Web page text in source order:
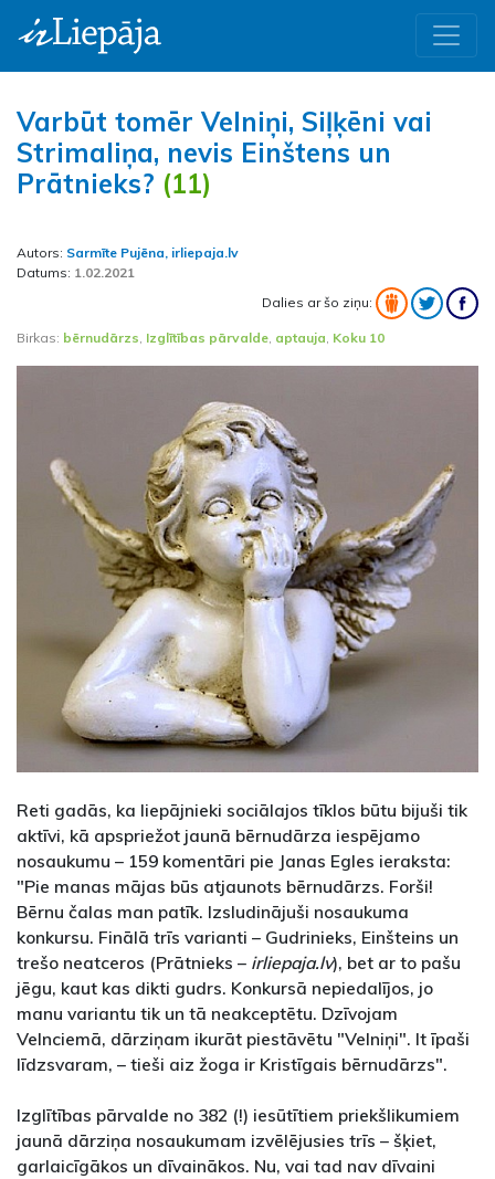
Varbūt tomēr Velniņi, Siļķēni vai
Strimaliņa, nevis Einštens un
Prātnieks? (11)
Autors: Sarmīte Pujēna, irliepaja.lv
Datums: 1.02.2021
Dalies ar šo ziņu:
Birkas: bērnudārzs Izglītības pārvalde aptauja Koku 10
Reti gadās, ka liepājnieki sociālajos tīklos būtu bijuši tik
aktīvi, kā apspriežot jaunā bērnudārza iespējamo
nosaukumu – 159 komentāri pie Janas Egles ieraksta:
"Pie manas mājas būs atjaunots bērnudārzs. Forši!
Bērnu čalas man patīk. Izsludinājuši nosaukuma
konkursu. Finālā trīs varianti – Gudrinieks, Einšteins un
trešo neatceros (Prātnieks – irliepaja.lv), bet ar to pašu
jēgu, kaut kas dikti gudrs. Konkursā nepiedalījos, jo
manu variantu tik un tā neakceptētu. Dzīvojam
Velnciemā, dārziņam ikurāt piestāvētu "Velniņi". It īpaši
līdzsvaram, – tieši aiz žoga ir Kristīgais bērnudārzs".
Izglītības pārvalde no 382 (!) iesūtītiem priekšlikumiem
jaunā dārziņa nosaukumam izvēlējusies trīs – šķiet,
garlaicīgākos un dīvainākos. Nu, vai tad nav dīvaini